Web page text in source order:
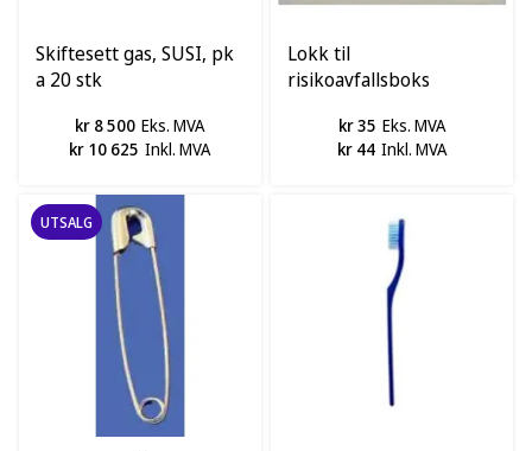
Skiftesett gas, SUSI, pk
a 20 stk
kr 8 500 Eks. MVA
kr 10 625 Inkl. MVA
Lokk til
risikoavfallsboks
kr 35 Eks. MVA
kr 44 Inkl. MVA
UTSALG